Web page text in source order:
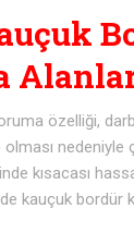
özelliği,
olması nedeniyle
kısacası
kauçuk bordür